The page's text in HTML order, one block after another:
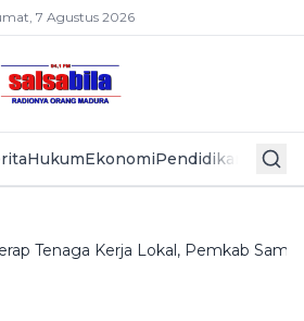
7 Agustus 2026
HukumEkonomiPendidikan Politik
Tenaga Kerja Lokal, Pemkab